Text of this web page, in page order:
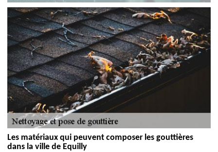
Les matériaux qui peuvent composer les gouttières
dans la ville de Equilly